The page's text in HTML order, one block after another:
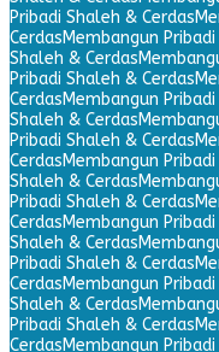
Pribadi Shaleh & Cerdas
CerdasMembangun
Shaleh & Cerdas
Pribadi Shaleh & Cerdas
CerdasMembangun
Shaleh & Cerdas
Pribadi Shaleh & Cerdas
CerdasMembangun
Shaleh & Cerdas
Pribadi Shaleh & Cerdas
CerdasMembangun
Shaleh & Cerdas
Pribadi Shaleh & Cerdas
CerdasMembangun
Shaleh & Cerdas
Pribadi Shaleh & Cerdas
CerdasMembangun